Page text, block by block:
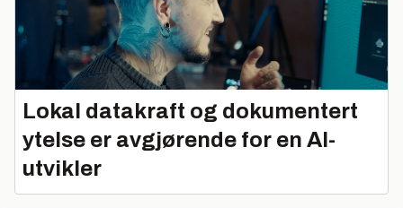
Lokal datakraft og dokumentert
ytelse er avgjørende for en AI-
utvikler